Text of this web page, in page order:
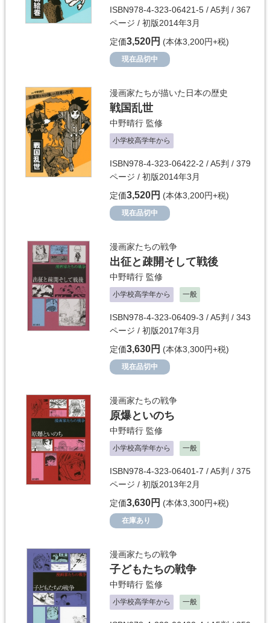
ISBN978-4-323-06421-5 / A5判 / 367
ページ / 初版2014年3月
定価3,520円 (本体3,200円+税)
現在品切中
漫画家たちが描いた日本の歴史
戦国乱世
中野晴行 監修
小学校高学年から
ISBN978-4-323-06422-2 / A5判 / 379
ページ / 初版2014年3月
定価3,520円 (本体3,200円+税)
現在品切中
漫画家たちの戦争
出征と疎開そして戦後
中野晴行 監修
小学校高学年から 一般
ISBN978-4-323-06409-3 / A5判 / 343
ページ / 初版2017年3月
定価3,630円 (本体3,300円+税)
現在品切中
漫画家たちの戦争
原爆といのち
中野晴行 監修
小学校高学年から 一般
ISBN978-4-323-06401-7 / A5判 / 375
ページ / 初版2013年2月
定価3,630円 (本体3,300円+税)
在庫あり
漫画家たちの戦争
子どもたちの戦争
中野晴行 監修
小学校高学年から 一般